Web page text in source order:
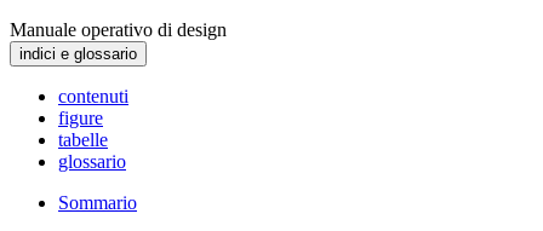
Manuale operativo di design
indici e glossario
contenuti
figure
tabelle
glossario
Sommario